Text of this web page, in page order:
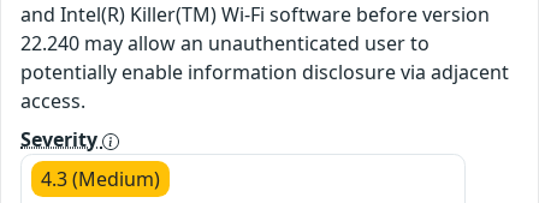
and Intel(R) Killer(TM) Wi-Fi software before version
22.240 may allow an unauthenticated user to
potentially enable information disclosure via adjacent
access.
Severity
4.3 (Medium)